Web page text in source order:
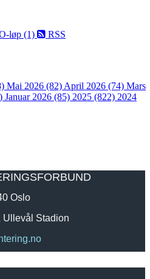
løp (1) RSS
Mai 2026 (82) April 2026 (74) Mars
Januar 2026 (85) 2025 (822) 2024
Oslo
Ullevål Stadion